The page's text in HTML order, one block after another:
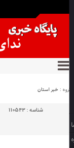
:خبر استان
شناسه :110543